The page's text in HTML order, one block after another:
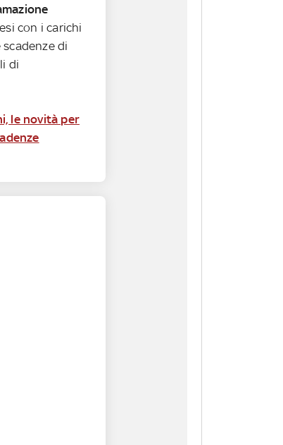
con i carichi
di
di
le novità per